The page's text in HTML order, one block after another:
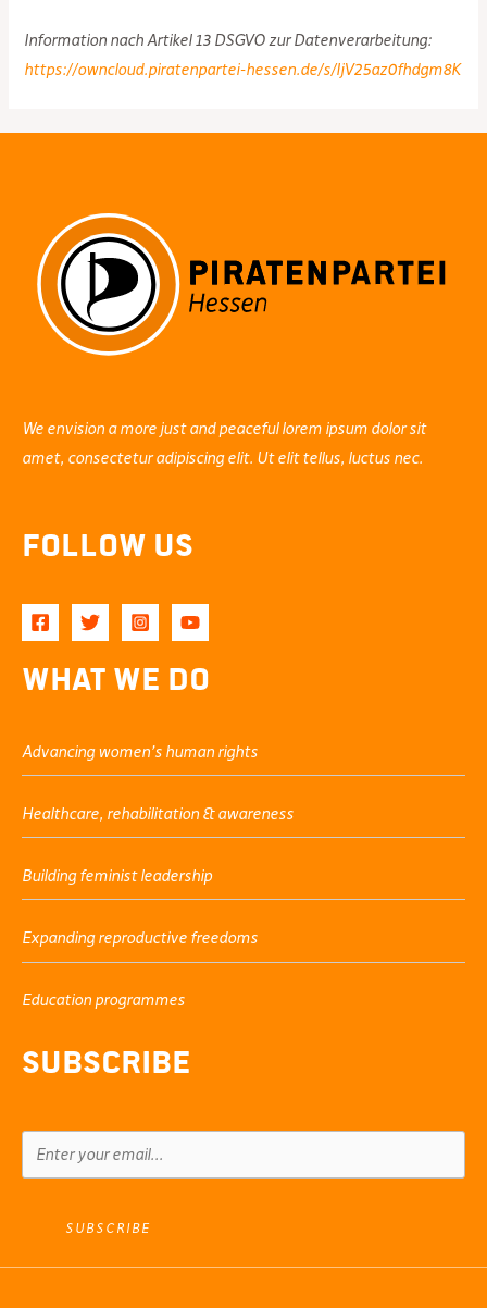
Information nach Artikel 13 DSGVO zur Datenverarbeitung:
https://owncloud.piratenpartei-hessen.de/s/IjV25az0fhdgm8K
We envision a more just and peaceful lorem ipsum dolor sit
amet, consectetur adipiscing elit. Ut elit tellus, luctus nec.
Follow Us
What We Do
Advancing women’s human rights
Healthcare, rehabilitation & awareness
Building feminist leadership
Expanding reproductive freedoms
Education programmes
Subscribe
SUBSCRIBE